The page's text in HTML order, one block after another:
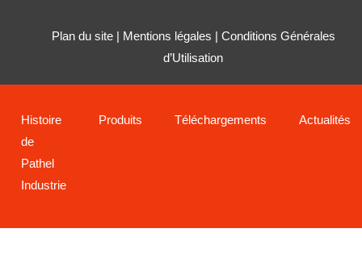
Plan du site| Mentions légales | Conditions Générales
d’Utilisation
Histoire
de
Pathel
Industrie
Produits Téléchargements Actualités